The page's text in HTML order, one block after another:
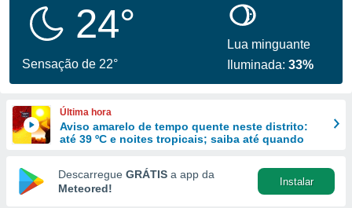
fornecidas
a este
das
e
forma
digital
24°
Sensação de 22°
Lua minguante
Iluminada:33%
Última hora
Aviso amarelo de tempo quente neste distrito:
até 39 ºC e noites tropicais; saiba até quando
Descarregue GRÁTIS a app da
Meteored!
Instalar